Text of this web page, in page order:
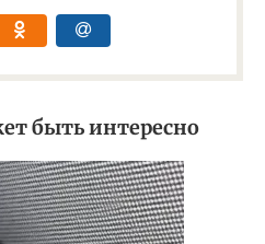
быть интересно